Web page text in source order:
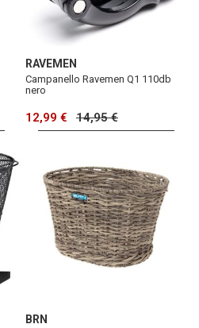
RAVEMEN
Campanello Ravemen Q1 110db
nero
12,99 € 14,95 €
BRN